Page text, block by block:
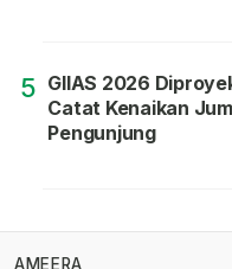
5 GIIAS 2026
Catat Kenaikan
Pengunjung
AMEERA